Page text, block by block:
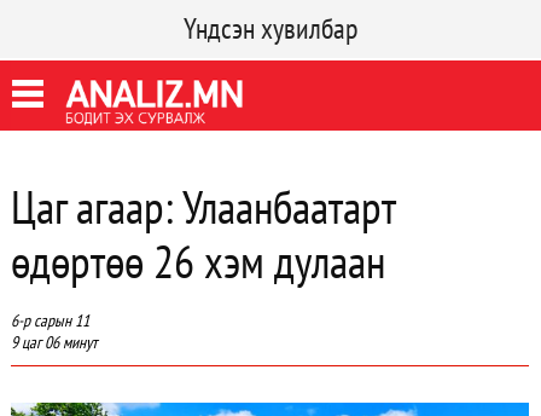
Үндсэн хувилбар
Цаг агаар: Улаанбаатарт
өдөртөө 26 хэм дулаан
6-р сарын 11
9 цаг 06 минут